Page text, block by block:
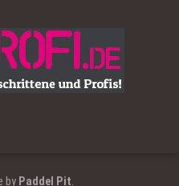
by Paddel Pit.